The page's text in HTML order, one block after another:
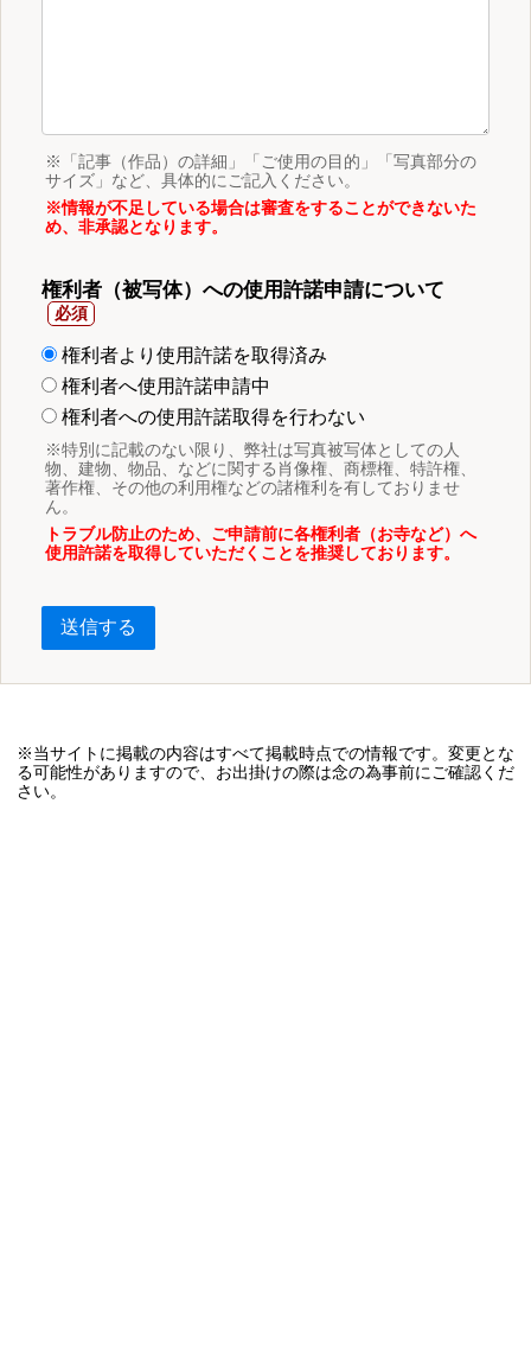
※「記事（作品）の詳細」「ご使用の目的」「写真部分の
サイズ」など、具体的にご記入ください。
※情報が不足している場合は審査をすることができないた
め、非承認となります。
権利者（被写体）への使用許諾申請について
権利者より使用許諾を取得済み
権利者へ使用許諾申請中
権利者への使用許諾取得を行わない
※特別に記載のない限り、弊社は写真被写体としての人
物、建物、物品、などに関する肖像権、商標権、特許権、
著作権、その他の利用権などの諸権利を有しておりませ
ん。
トラブル防止のため、ご申請前に各権利者（お寺など）へ
使用許諾を取得していただくことを推奨しております。
送信する
※当サイトに掲載の内容はすべて掲載時点での情報です。変更とな
る可能性がありますので、お出掛けの際は念の為事前にご確認くだ
さい。